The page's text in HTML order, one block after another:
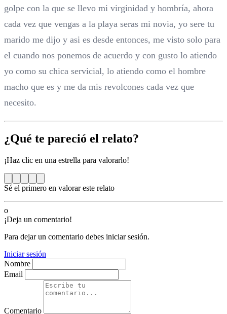
golpe con la que se llevo mi virginidad y hombría, ahora
cada vez que vengas a la playa seras mi novia, yo sere tu
marido me dijo y asi es desde entonces, me visto solo para
el cuando nos ponemos de acuerdo y con gusto lo atiendo
yo como su chica servicial, lo atiendo como el hombre
macho que es y me da mis revolcones cada vez que
necesito.
¿Qué te pareció el relato?
¡Haz clic en una estrella para valorarlo!
Sé el primero en valorar este relato
o
¡Deja un comentario!
Para dejar un comentario debes iniciar sesión.
Iniciar sesión
Nombre
Email
Comentario